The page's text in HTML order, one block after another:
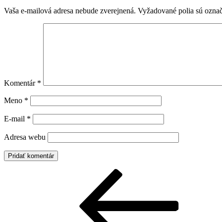
Vaša e-mailová adresa nebude zverejnená. Vyžadované polia sú
Komentár *
Meno *
E-mail *
Adresa webu